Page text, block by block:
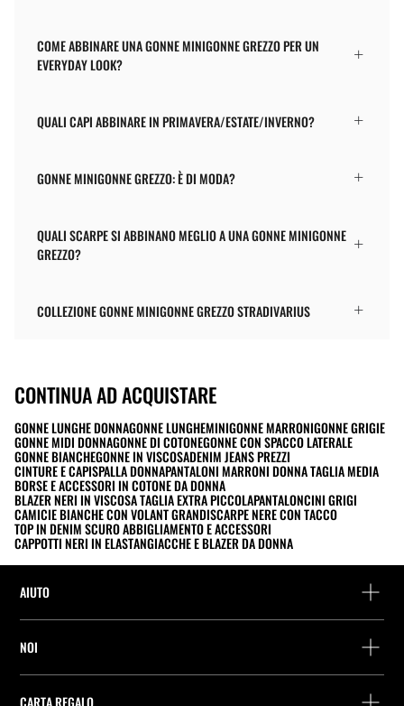
COME ABBINARE UNA GONNE MINIGONNE GREZZO PER UN
EVERYDAY LOOK?
QUALI CAPI ABBINARE IN PRIMAVERA/ESTATE/INVERNO?
GONNE MINIGONNE GREZZO: È DI MODA?
QUALI SCARPE SI ABBINANO MEGLIO A UNA GONNE MINIGONNE
GREZZO?
COLLEZIONE GONNE MINIGONNE GREZZO STRADIVARIUS
CONTINUA AD ACQUISTARE
GONNE LUNGHE DONNAGONNE LUNGHEMINIGONNE MARRONIGONNE GRIGIE
GONNE MIDI DONNAGONNE DI COTONEGONNE CON SPACCO LATERALE
GONNE BIANCHEGONNE IN VISCOSADENIM JEANS PREZZI
CINTURE E CAPISPALLA DONNAPANTALONI MARRONI DONNA TAGLIA MEDIA
BORSE E ACCESSORI IN COTONE DA DONNA
BLAZER NERI IN VISCOSA TAGLIA EXTRA PICCOLAPANTALONCINI GRIGI
CAMICIE BIANCHE CON VOLANT GRANDISCARPE NERE CON TACCO
TOP IN DENIM SCURO ABBIGLIAMENTO E ACCESSORI
CAPPOTTI NERI IN ELASTANGIACCHE E BLAZER DA DONNA
AIUTO
Rintraccia il tuo ordine
NOI
CARTA REGALO